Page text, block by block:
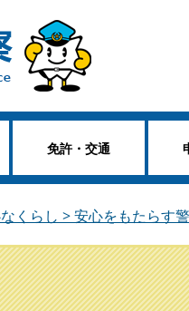
免許・交通
くらし > 安心をもたらす